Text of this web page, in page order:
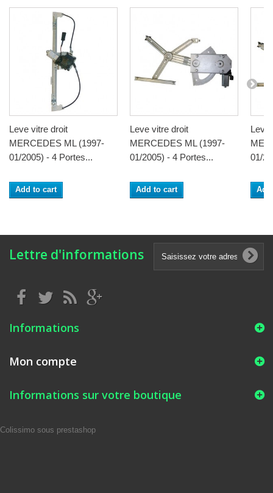
Leve vitre droit
MERCEDES ML (1997-
01/2005) - 4 Portes...
Add to cart
Leve vitre droit
MERCEDES ML (1997-
01/2005) - 4 Portes...
Add to cart
Leve
01/
Lettre d'informations
Informations
Mon compte
Informations sur votre boutique
Colissimo sous prestashop